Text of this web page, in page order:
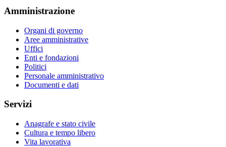
Amministrazione
Organi di governo
Aree amministrative
Uffici
Enti e fondazioni
Politici
Personale amministrativo
Documenti e dati
Servizi
Anagrafe e stato civile
Cultura e tempo libero
Vita lavorativa